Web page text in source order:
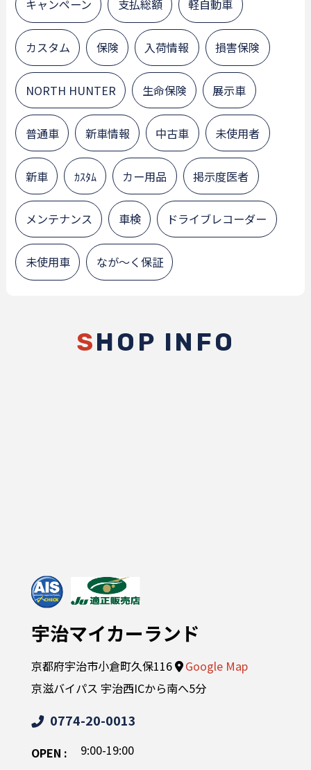
キャンペーン 支払総額 軽自動車
カスタム 保険 入荷情報 損害保険
NORTH HUNTER 生命保険 展示車
普通車 新車情報 中古車 未使用者
新車 ｶｽﾀﾑ カー用品 掲示度医者
メンテナンス 車検 ドライブレコーダー
未使用車 なが～く保証
SHOP INFO
宇治マイカーランド
京都府宇治市小倉町久保116
Google Map
京滋バイパス 宇治西ICから南へ5分
0774-20-0013
OPEN :
9:00-19:00